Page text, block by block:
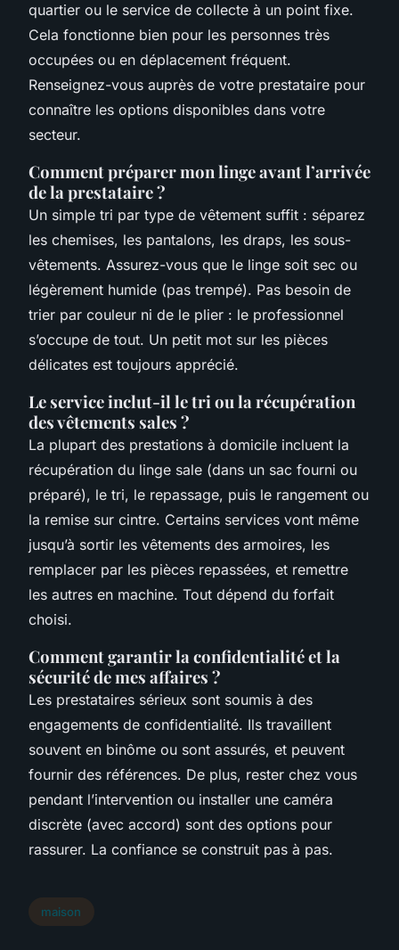
quartier ou le service de collecte à un point fixe.
Cela fonctionne bien pour les personnes très
occupées ou en déplacement fréquent.
Renseignez-vous auprès de votre prestataire pour
connaître les options disponibles dans votre
secteur.
Comment préparer mon linge avant l’arrivée
de la prestataire ?
Un simple tri par type de vêtement suffit : séparez
les chemises, les pantalons, les draps, les sous-
vêtements. Assurez-vous que le linge soit sec ou
légèrement humide (pas trempé). Pas besoin de
trier par couleur ni de le plier : le professionnel
s’occupe de tout. Un petit mot sur les pièces
délicates est toujours apprécié.
Le service inclut-il le tri ou la récupération
des vêtements sales ?
La plupart des prestations à domicile incluent la
récupération du linge sale (dans un sac fourni ou
préparé), le tri, le repassage, puis le rangement ou
la remise sur cintre. Certains services vont même
jusqu’à sortir les vêtements des armoires, les
remplacer par les pièces repassées, et remettre
les autres en machine. Tout dépend du forfait
choisi.
Comment garantir la confidentialité et la
sécurité de mes affaires ?
Les prestataires sérieux sont soumis à des
engagements de confidentialité. Ils travaillent
souvent en binôme ou sont assurés, et peuvent
fournir des références. De plus, rester chez vous
pendant l’intervention ou installer une caméra
discrète (avec accord) sont des options pour
rassurer. La confiance se construit pas à pas.
maison